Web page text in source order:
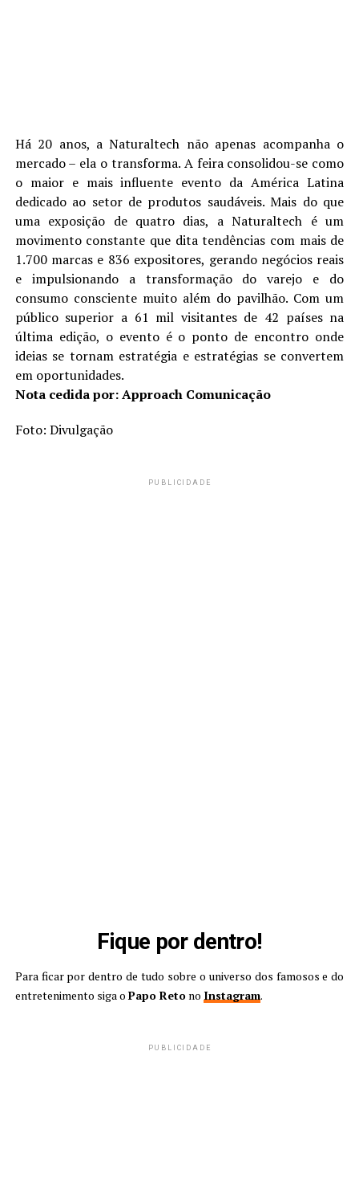
Há 20 anos, a Naturaltech não apenas acompanha o
mercado – ela o transforma. A feira consolidou-se como
o maior e mais influente evento da América Latina
dedicado ao setor de produtos saudáveis. Mais do que
uma exposição de quatro dias, a Naturaltech é um
movimento constante que dita tendências com mais de
1.700 marcas e 836 expositores, gerando negócios reais
e impulsionando a transformação do varejo e do
consumo consciente muito além do pavilhão. Com um
público superior a 61 mil visitantes de 42 países na
última edição, o evento é o ponto de encontro onde
ideias se tornam estratégia e estratégias se convertem
em oportunidades.
Nota cedida por: Approach Comunicação
Foto: Divulgação
PUBLICIDADE
Fique por dentro!
Para ficar por dentro de tudo sobre o universo dos famosos e do
entretenimento siga o Papo Retono Instagram.
PUBLICIDADE